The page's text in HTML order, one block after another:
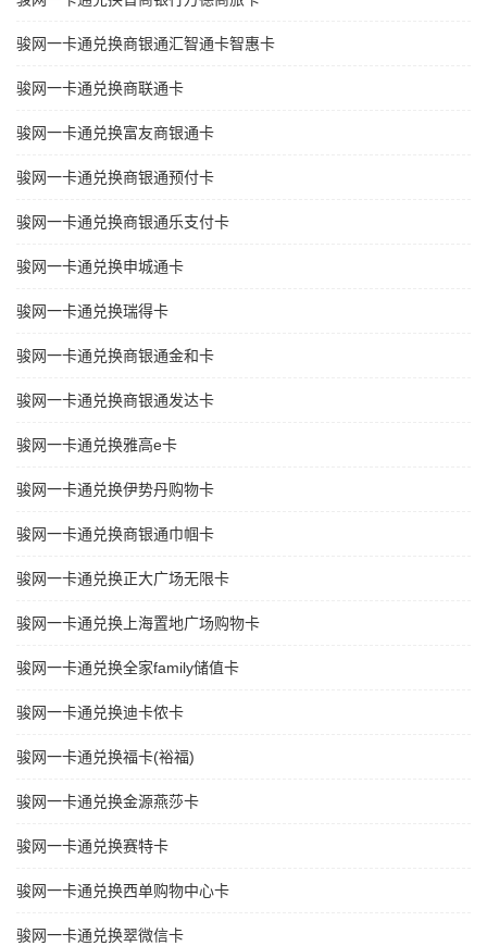
骏网一卡通兑换商银通汇智通卡智惠卡
骏网一卡通兑换商联通卡
骏网一卡通兑换富友商银通卡
骏网一卡通兑换商银通预付卡
骏网一卡通兑换商银通乐支付卡
骏网一卡通兑换申城通卡
骏网一卡通兑换瑞得卡
骏网一卡通兑换商银通金和卡
骏网一卡通兑换商银通发达卡
骏网一卡通兑换雅高e卡
骏网一卡通兑换伊势丹购物卡
骏网一卡通兑换商银通巾帼卡
骏网一卡通兑换正大广场无限卡
骏网一卡通兑换上海置地广场购物卡
骏网一卡通兑换全家family储值卡
骏网一卡通兑换迪卡侬卡
骏网一卡通兑换福卡(裕福)
骏网一卡通兑换金源燕莎卡
骏网一卡通兑换赛特卡
骏网一卡通兑换西单购物中心卡
骏网一卡通兑换翠微信卡